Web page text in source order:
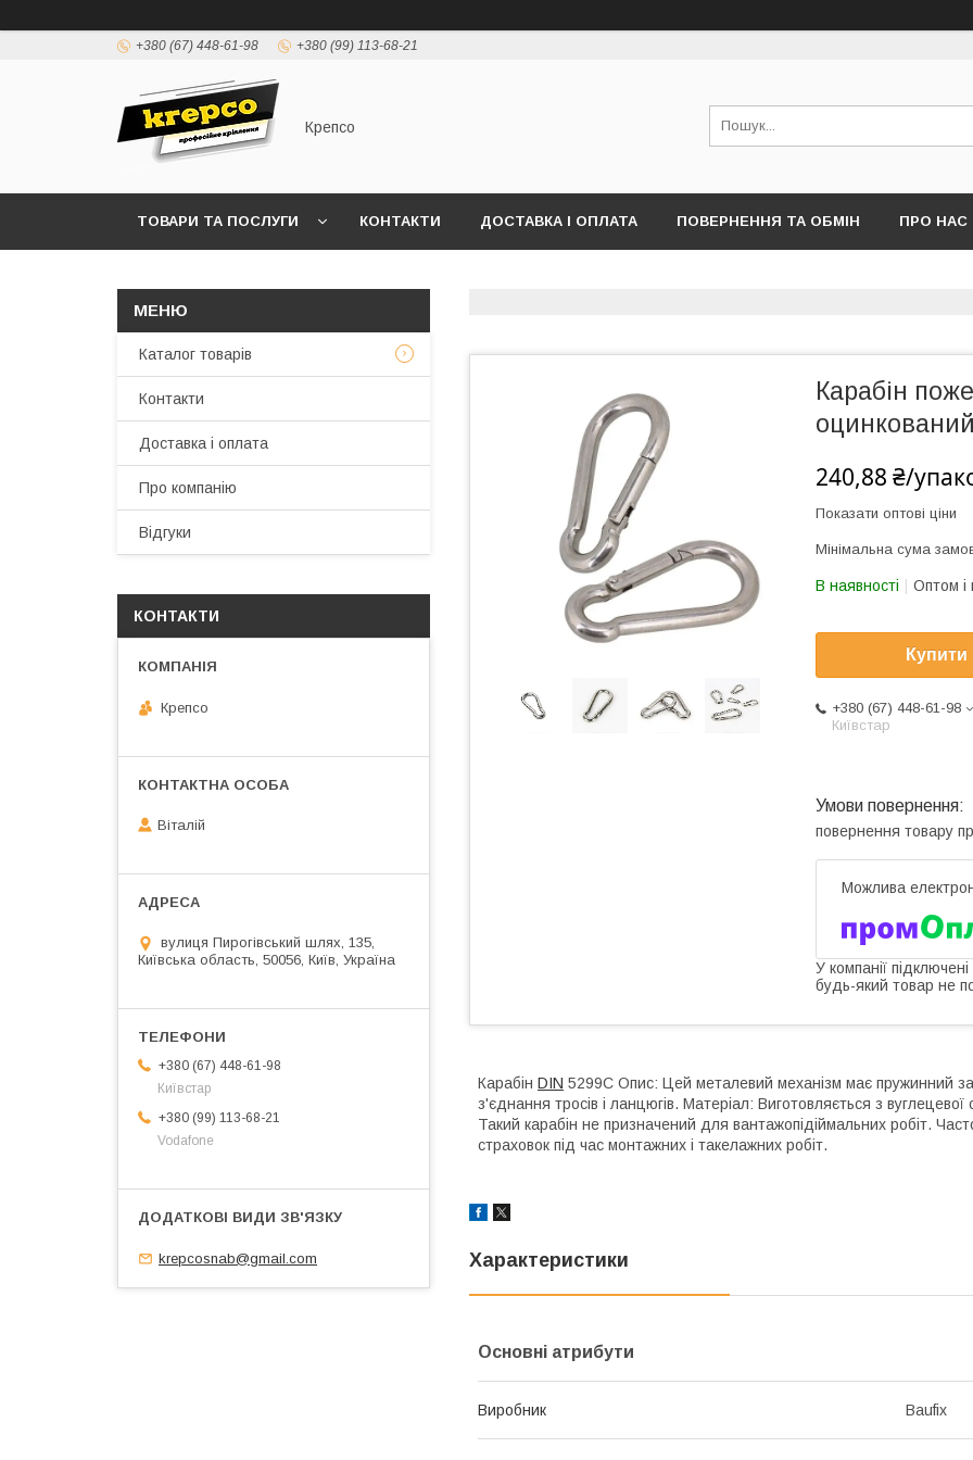
+380 (67) 448-61-98 +380 (99) 113-68-21
Крепсо
ТОВАРИ ТА ПОСЛУГИ КОНТАКТИ ДОСТАВКА І ОПЛАТА ПОВЕРНЕННЯ ТА ОБМІН ПРО НАС
Карабін
240,88 ₴/
Показати оптові ціни
Мінімальна сума
В наявності Оптом і
Купити
+380 (67) 448-61-98
Київстар
повернення товару
У компанії
будь-який товар не
Карабін DIN 5299C Опис: Цей металевий механізм має пружинний
з'єднання тросів і ланцюгів. Матеріал: Виготовляється з
Такий карабін не призначений для вантажопідіймальних робіт.
страховок під час монтажних і такелажних робіт.
Характеристики
Основні атрибути
Виробник Baufix
Каталог товарів
Контакти
Доставка і оплата
Про компанію
Відгуки
КОНТАКТИ
Крепсо
Віталій
вулиця Пирогівський шлях, 135,
Київська область, 50056, Київ, Україна
+380 (67) 448-61-98
Київстар
+380 (99) 113-68-21
Vodafone
krepcosnab@gmail.com